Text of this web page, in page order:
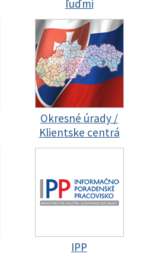
ľuďmi
Okresné úrady /
Klientske centrá
IPP